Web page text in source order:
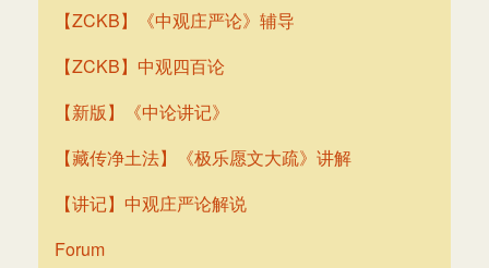
【ZCKB】《中观庄严论》辅导
【ZCKB】中观四百论
【新版】《中论讲记》
【藏传净土法】《极乐愿文大疏》讲解
【讲记】中观庄严论解说
Forum